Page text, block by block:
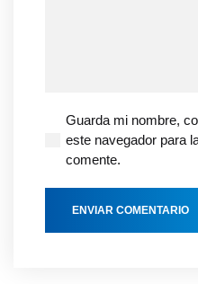
Guarda mi nombre,
este navegador para
comente.
ENVIAR COMENTARIO